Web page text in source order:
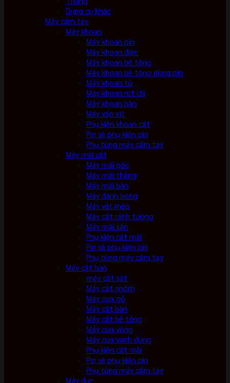
Dụng cụ khác
Máy cầm tay
Máy khoan
Máy khoan pin
Máy khoan điện
Máy khoan bê tông
Máy khoan bê tông dùng pin
Máy khoan từ
Máy khoan rút lõi
Máy khoan bàn
Máy vặn vít
Phụ kiện khoan cắt
Pin và phụ kiện pin
Phụ tùng máy cầm tay
Máy mài cắt
Máy mài góc
Máy mài thẳng
Máy mài bàn
Máy đánh bóng
Máy vát mép
Máy cắt rãnh tường
Máy mài sàn
Phụ kiện cắt mài
Pin và phụ kiện pin
Phụ tùng máy cầm tay
Máy cắt bàn
máy cắt sắt
Máy cắt nhôm
Máy cưa gỗ
Máy cắt bàn
Máy cắt bê tông
Máy cưa vòng
Máy cưa vanh đứng
Phụ kiện cắt mài
Pin và phụ kiện pin
Phụ tùng máy cầm tay
Máy đục